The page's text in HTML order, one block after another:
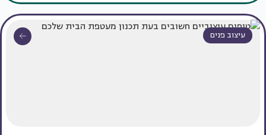
עיצוב פנים